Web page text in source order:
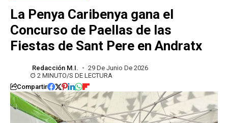
La Penya Caribenya gana el
Concurso de Paellas de las
Fiestas de Sant Pere en Andratx
Redacción M.I.
29 De Junio De 2026
2 MINUTO/S DE LECTURA
Compartir